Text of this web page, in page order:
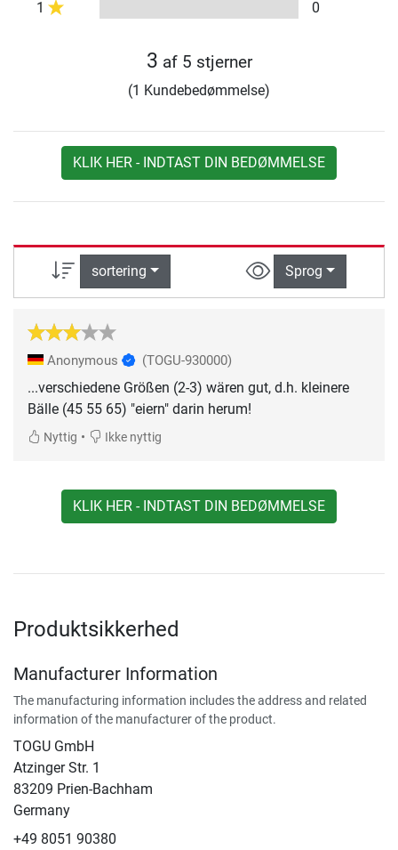
1 0
3 af 5 stjerner
(1 Kundebedømmelse)
KLIK HER - INDTAST DIN BEDØMMELSE
sortering Sprog
Anonymous (TOGU-930000)
...verschiedene Größen (2-3) wären gut, d.h. kleinere
Bälle (45 55 65) "eiern" darin herum!
Nyttig • Ikke nyttig
KLIK HER - INDTAST DIN BEDØMMELSE
Produktsikkerhed
Manufacturer Information
The manufacturing information includes the address and related
information of the manufacturer of the product.
TOGU GmbH
Atzinger Str. 1
83209 Prien-Bachham
Germany
+49 8051 90380